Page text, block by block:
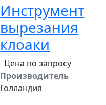
Инструмент
вырезания
клоаки
Цена по запросу
Производитель
Голландия